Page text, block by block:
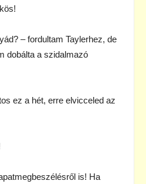
– fordultam Taylerhez, de
dobálta a szidalmazó
a hét, erre elvicceled az
is! Ha